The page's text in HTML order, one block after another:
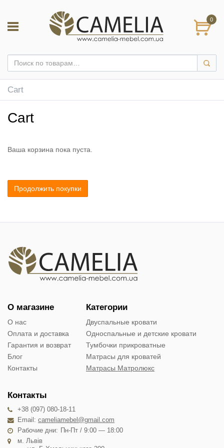
0
Cart
Cart
Ваша корзина пока пуста.
Продолжить покупки
О магазине
О нас
Оплата и доставка
Гарантия и возврат
Блог
Контакты
Категории
Двуспальные кровати
Односпальные и детские кровати
Тумбочки прикроватные
Матрасы для кроватей
Матрасы Матролюкс
Контакты
+38 (097) 080-18-11
Email: cameliamebel@gmail.com
Рабочие дни:
Пн-Пт / 9:00 — 18:00
м. Львів